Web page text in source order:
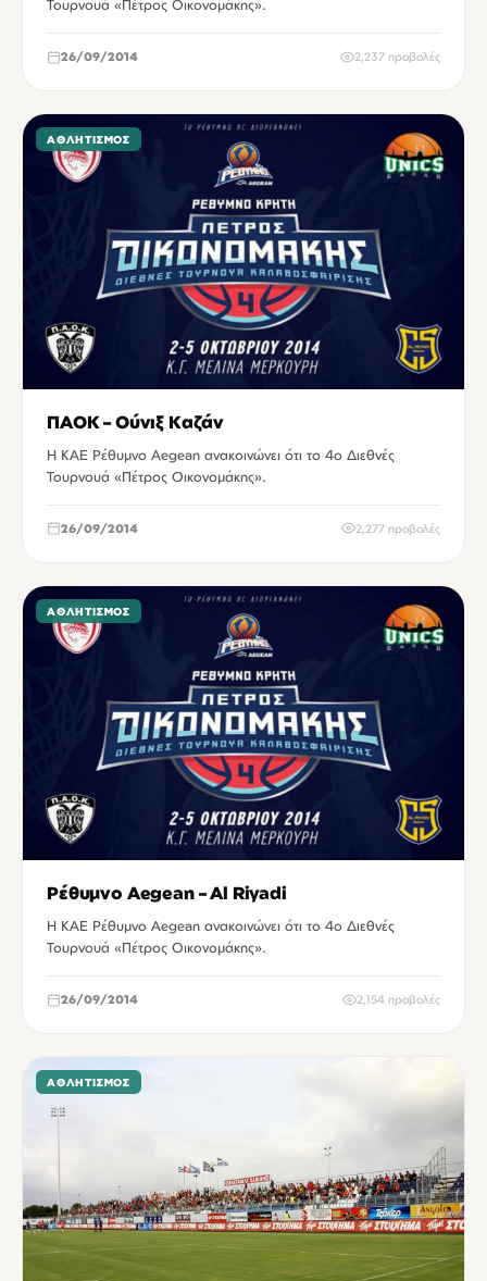
Τουρνουά «Πέτρος Οικονομάκης».
26/09/2014 2,237 προβολές
ΑΘΛΗΤΙΣΜΌΣ
ΠΑΟΚ – Ούνιξ Καζάν
Η ΚΑΕ Ρέθυμνο Aegean ανακοινώνει ότι το 4o Διεθνές
Τουρνουά «Πέτρος Οικονομάκης».
26/09/2014 2,277 προβολές
ΑΘΛΗΤΙΣΜΌΣ
Ρέθυμνο Aegean – Al Riyadi
Η ΚΑΕ Ρέθυμνο Aegean ανακοινώνει ότι το 4o Διεθνές
Τουρνουά «Πέτρος Οικονομάκης».
26/09/2014 2,154 προβολές
ΑΘΛΗΤΙΣΜΌΣ